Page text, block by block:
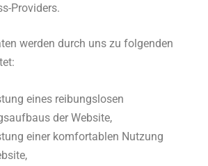
Providers.
werden durch uns zu folgenden
eines reibungslosen
der Website,
einer komfortablen Nutzung